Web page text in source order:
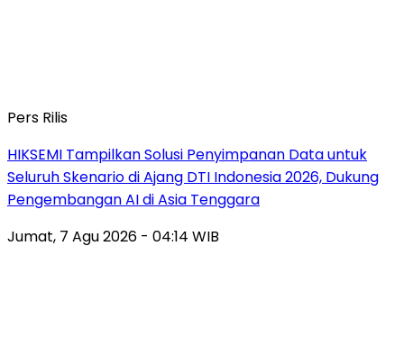
Pers Rilis
HIKSEMI Tampilkan Solusi Penyimpanan Data untuk
Seluruh Skenario di Ajang DTI Indonesia 2026, Dukung
Pengembangan AI di Asia Tenggara
Jumat, 7 Agu 2026 - 04:14 WIB